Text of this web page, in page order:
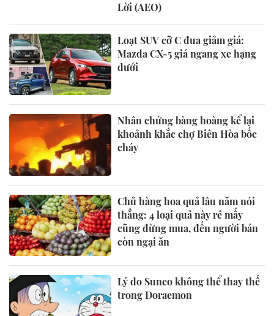
Lời (AEO)
Loạt SUV cỡ C đua giảm giá:
Mazda CX-5 giá ngang xe hạng
dưới
Nhân chứng bàng hoàng kể lại
khoảnh khắc chợ Biên Hòa bốc
cháy
Chủ hàng hoa quả lâu năm nói
thẳng: 4 loại quả này rẻ mấy
cũng đừng mua, đến người bán
còn ngại ăn
Lý do Suneo không thể thay thế
trong Doraemon